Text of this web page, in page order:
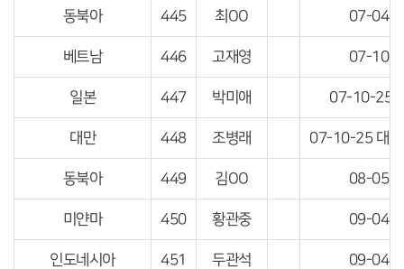
동북아 445 최OO 07-04-
베트남 446 고재영 07-10-
일본 447 박미애 07-10-25
대만 448 조병래 07-10-25 대만
동북아 449 김OO 08-05-
미얀마 450 황관중 09-04-
인도네시아 451 두관석 09-04-